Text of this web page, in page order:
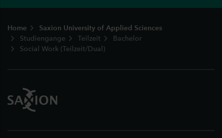
Home
Saxion University of Applied Sciences
Studiengange
Teilzeit
Bachelor
Social Work (Teilzeit/Dual)